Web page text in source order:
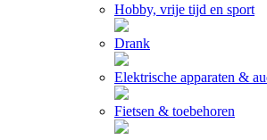
Hobby, vrije tijd en sport
Drank
Elektrische apparaten &
Fietsen & toebehoren